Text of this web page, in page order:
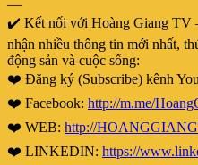
—
✔️ Kết nối với Hoàng Giang TV
nhận nhiều thông tin mới nhất,
động sản và cuộc sống:
❤️ Đăng ký (Subscribe) kênh
❤️ Facebook: http://m.me/
❤️ WEB: http://
❤️ LINKEDIN: https://